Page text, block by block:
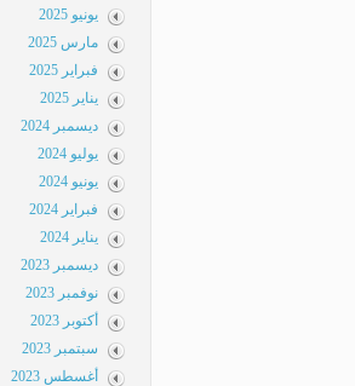
يونيو 2025
مارس 2025
فبراير 2025
يناير 2025
ديسمبر 2024
يوليو 2024
يونيو 2024
فبراير 2024
يناير 2024
ديسمبر 2023
نوفمبر 2023
أكتوبر 2023
سبتمبر 2023
أغسطس 2023